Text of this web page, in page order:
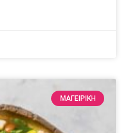
ΜΑΓΕΙΡΙΚΗ